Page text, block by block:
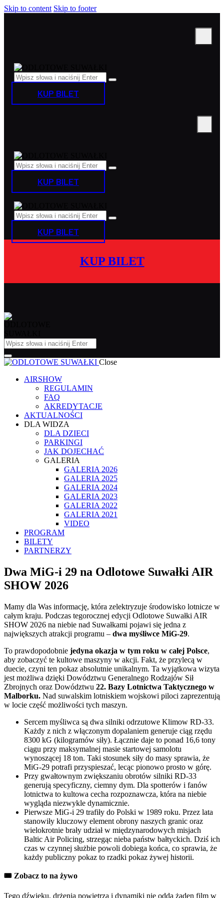
Skip to content Skip to footer
KUP BILET
KUP BILET
KUP BILET
KUP BILET
Close
AIRSHOW
REGULAMIN
FAQ
AKREDYTACJE
AKTUALNOŚCI
DLA WIDZA
DLA DZIECI
PARKINGI
JAK DOJECHAĆ
GALERIA
GALERIA 2026
GALERIA 2025
GALERIA 2024
GALERIA 2023
GALERIA 2022
GALERIA 2021
VIDEO
PROGRAM
BILETY
PARTNERZY
Dwa MiG-i 29 na Odlotowe Suwałki AIR
SHOW 2026
Mamy dla Was informację, która zelektryzuje środowisko lotnicze w
całym kraju. Podczas tegorocznej edycji Odlotowe Suwałki AIR
SHOW 2026 na niebie nad Suwałkami pojawi się jedna z
największych atrakcji programu – dwa myśliwce MiG-29.
To prawdopodobnie jedyna okazja w tym roku w całej Polsce,
aby zobaczyć te kultowe maszyny w akcji. Fakt, że przylecą w
duecie, czyni ten pokaz absolutnie unikalnym. Ta wyjątkowa wizyta
jest możliwa dzięki Dowództwu Generalnego Rodzajów Sił
Zbrojnych oraz Dowództwu 22. Bazy Lotnictwa Taktycznego w
Malborku. Nad suwalskim lotniskiem wojskowi piloci zaprezentują
w locie część możliwości tych maszyn.
Sercem myśliwca są dwa silniki odrzutowe Klimow RD-33.
Każdy z nich z włączonym dopalaniem generuje ciąg rzędu
8300 kG (kilogramów siły). Łącznie daje to ponad 16,6 tony
ciągu przy maksymalnej masie startowej samolotu
wynoszącej 18 ton. Taki stosunek siły do masy sprawia, że
MiG-29 potrafi przyspieszać, lecąc pionowo prosto w górę.
Przy gwałtownym zwiększaniu obrotów silniki RD-33
generują specyficzny, ciemny dym. Dla spotterów i fanów
lotnictwa to kultowa cecha rozpoznawcza, która na niebie
wygląda niezwykle dynamicznie.
Pierwsze MiG-i 29 trafiły do Polski w 1989 roku. Przez lata
stanowiły kluczowy element obrony naszych granic oraz
wielokrotnie brały udział w międzynarodowych misjach
Baltic Air Policing, strzegąc nieba państw bałtyckich. Dziś ich
czas w czynnej służbie powoli dobiega końca, co sprawia, że
każdy publiczny pokaz to rzadki pokaz żywej historii.
🎟️ Zobacz to na żywo
Tego dźwięku, drżenia powietrza i dynamiki nie odda żaden film w